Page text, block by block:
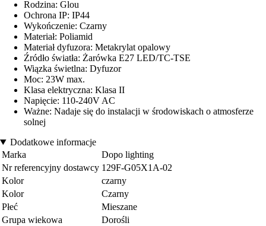
Rodzina: Glou
Ochrona IP: IP44
Wykończenie: Czarny
Materiał: Poliamid
Materiał dyfuzora: Metakrylat opalowy
Źródło światła: Żarówka E27 LED/TC-TSE
Wiązka świetlna: Dyfuzor
Moc: 23W max.
Klasa elektryczna: Klasa II
Napięcie: 110-240V AC
Ważne: Nadaje się do instalacji w środowiskach o atmosferze
solnej
Dodatkowe informacje
Marka
Dopo lighting
Nr referencyjny dostawcy 129F-G05X1A-02
Kolor
czarny
Kolor
Czarny
Płeć
Mieszane
Grupa wiekowa
Dorośli